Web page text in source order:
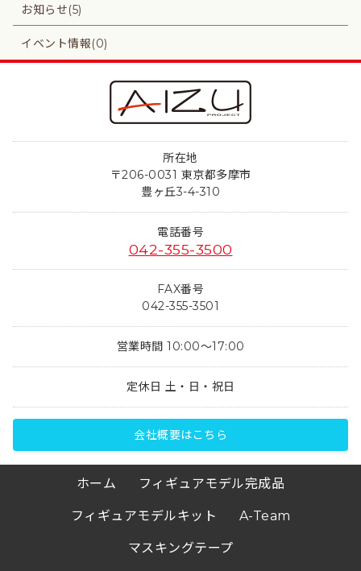
お知らせ(5)
イベント情報(0)
所在地
〒206-0031 東京都多摩市
豊ヶ丘3-4-310
電話番号
042-355-3500
FAX番号
042-355-3501
営業時間 10:00～17:00
定休日 土・日・祝日
会社概要はこちら
ホーム フィギュアモデル完成品
フィギュアモデルキット A-Team
マスキングテープ